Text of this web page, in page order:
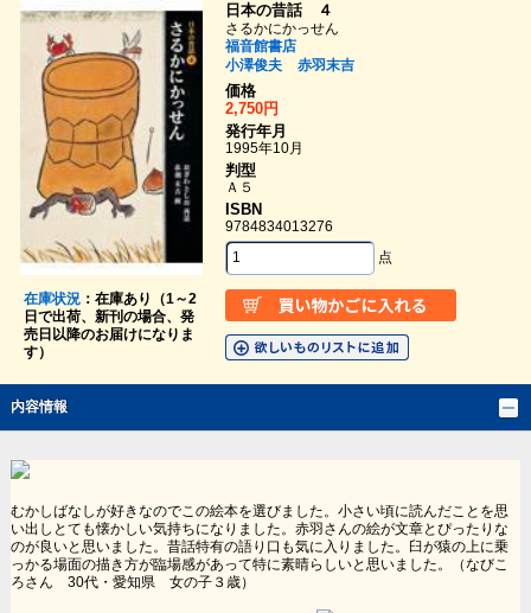
在庫状況：在庫あり（1～2
日で出荷、新刊の場合、発
売日以降のお届けになりま
す）
日本の昔話 ４
さるかにかっせん
福音館書店
小澤俊夫
赤羽末吉
価格
2,750円
発行年月
1995年10月
判型
Ａ５
ISBN
9784834013276
点
内容情報
むかしばなしが好きなのでこの絵本を選びました。小さい頃に読んだことを思
い出しとても懐かしい気持ちになりました。赤羽さんの絵が文章とぴったりな
のが良いと思いました。昔話特有の語り口も気に入りました。臼が猿の上に乗
っかる場面の描き方が臨場感があって特に素晴らしいと思いました。（なびこ
ろさん 30代・愛知県 女の子３歳）